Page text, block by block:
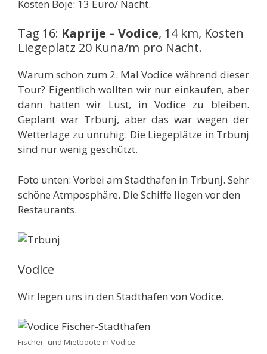
Kosten Boje: 13 Euro/ Nacht.
Tag 16: Kaprije – Vodice, 14 km, Kosten
Liegeplatz 20 Kuna/m pro Nacht.
Warum schon zum 2. Mal Vodice während dieser
Tour? Eigentlich wollten wir nur einkaufen, aber
dann hatten wir Lust, in Vodice zu bleiben.
Geplant war Trbunj, aber das war wegen der
Wetterlage zu unruhig. Die Liegeplätze in Trbunj
sind nur wenig geschützt.
Foto unten: Vorbei am Stadthafen in Trbunj. Sehr
schöne Atmposphäre. Die Schiffe liegen vor den
Restaurants.
Vodice
Wir legen uns in den Stadthafen von Vodice.
Fischer- und Mietboote in Vodice.